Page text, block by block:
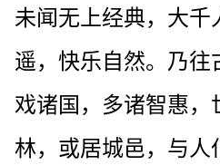
未闻无上经典，大千
遥，快乐自然。乃往
戏诸国，多诸智惠，
林，或居城邑，与人